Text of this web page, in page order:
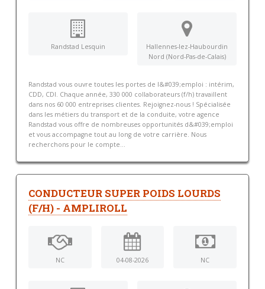
Randstad Lesquin
Hallennes-lez-Haubourdin
Nord (Nord-Pas-de-Calais)
Randstad vous ouvre toutes les portes de l&#039;emploi : intérim,
CDD, CDI. Chaque année, 330 000 collaborateurs (f/h) travaillent
dans nos 60 000 entreprises clientes. Rejoignez-nous ! Spécialisée
dans les métiers du transport et de la conduite, votre agence
Randstad vous offre de nombreuses opportunités d&#039;emploi
et vous accompagne tout au long de votre carrière. Nous
recherchons pour le compte...
CONDUCTEUR SUPER POIDS LOURDS
(F/H) - AMPLIROLL
NC 04-08-2026 NC